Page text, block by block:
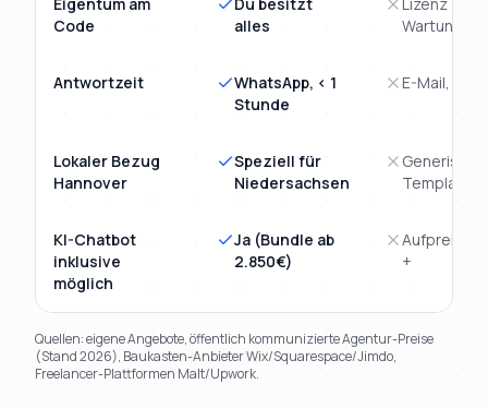
Code
alles
Antwortzeit
WhatsApp, < 1
Stunde
E-Mail, 1 - 3
Lokaler Bezug
Hannover
Speziell für
Niedersachsen
Template
KI-Chatbot
inklusive
möglich
Ja (Bundle ab
2.850€)
Aufpreis
+
Quellen: eigene Angebote, öffentlich kommunizierte Agentur-Preise
(Stand 2026), Baukasten-Anbieter Wix/Squarespace/Jimdo,
Freelancer-Plattformen Malt/Upwork.